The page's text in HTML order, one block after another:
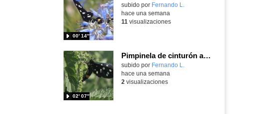
Contenido educativo.
subido por Fernando L.
00′ 14″
hace una semana
11 visualizaciones
Pimpinela de cinturón amarillo Amata phegea (Linnaeus, 1758)
Contenido educativo.
subido por Fernando L.
02′ 07″
hace una semana
2 visualizaciones